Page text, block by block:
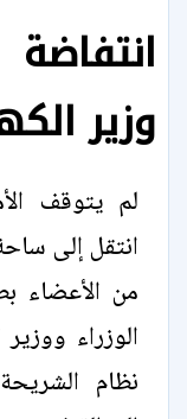
وزير
لم يتوقف
انتقل إلى
من الأعضاء
الوزراء
نظام